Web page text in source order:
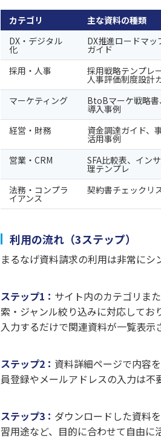
カテゴリ 主な資料の種類
DX・デジタル
化
DX推進ロードマ
ガイド
採用・人事
採用戦略テンプレ
人事評価制度設計
マーケティング BtoBマーケ戦略書
導入事例
経営・財務
資金調達ガイド、
活用事例
営業・CRM
SFA比較表、イン
理テンプレ
法務・コンプラ
イアンス
契約書チェックリ
利用の流れ（3ステップ）
まるなげ資料請求の利用は非常にシ
ステップ1： サイト内のカテゴリま
索・ジャンル絞り込みに対応してお
入力するだけで関連資料が一覧表示
ステップ2： 資料詳細ページで内容
員登録やメールアドレスの入力は不
ステップ3： ダウンロードした資料
習用途など、目的に合わせて自由に